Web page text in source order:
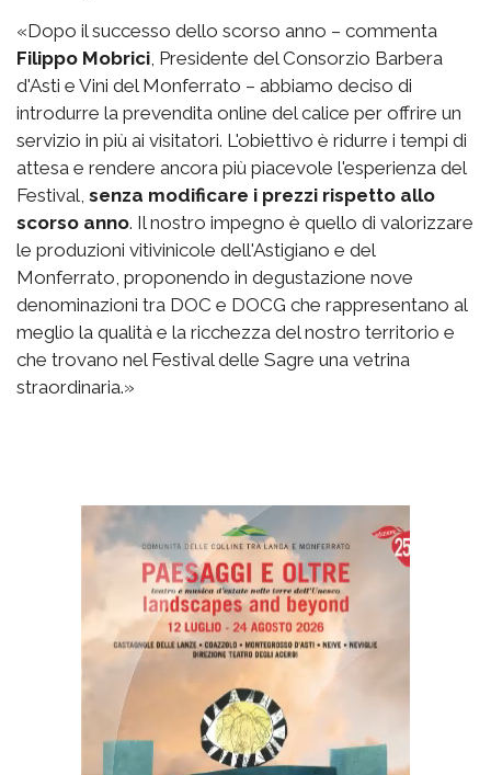
«Dopo il successo dello scorso anno – commenta
Filippo Mobrici, Presidente del Consorzio Barbera
d'Asti e Vini del Monferrato – abbiamo deciso di
introdurre la prevendita online del calice per offrire un
servizio in più ai visitatori. L'obiettivo è ridurre i tempi di
attesa e rendere ancora più piacevole l'esperienza del
Festival, senza modificare i prezzi rispetto allo
scorso anno. Il nostro impegno è quello di valorizzare
le produzioni vitivinicole dell'Astigiano e del
Monferrato, proponendo in degustazione nove
denominazioni tra DOC e DOCG che rappresentano al
meglio la qualità e la ricchezza del nostro territorio e
che trovano nel Festival delle Sagre una vetrina
straordinaria.»